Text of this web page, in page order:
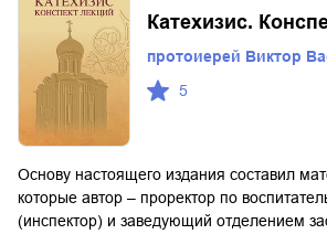
Катехизис.
протоиерей Виктор
5
Основу настоящего издания составил
которые автор – проректор по
(инспектор) и заведующий отделением